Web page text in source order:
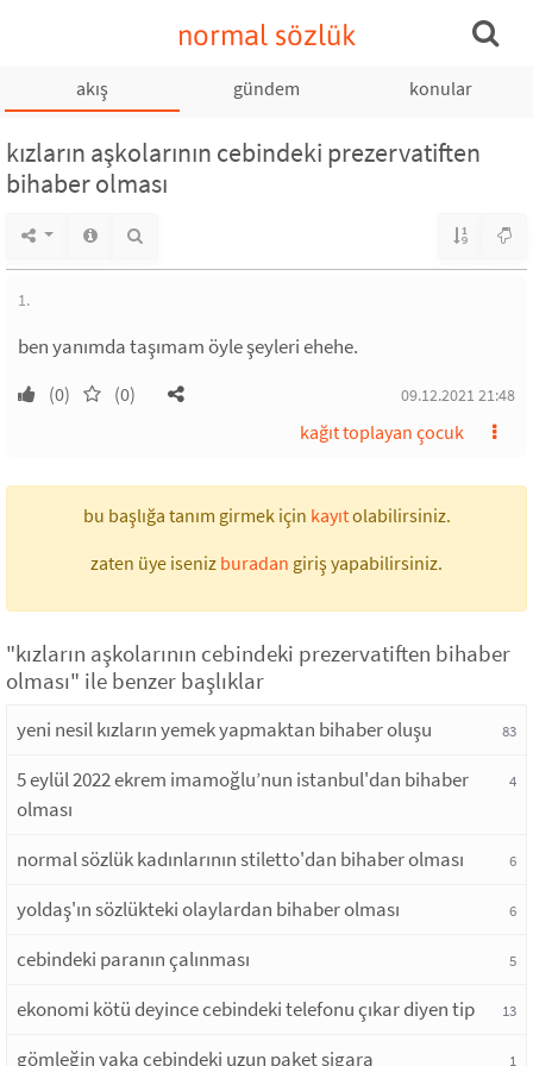
normal sözlük
akış gündem konular
kızların aşkolarının cebindeki prezervatiften
bihaber olması
1.
ben yanımda taşımam öyle şeyleri ehehe.
(0) (0) 09.12.2021 21:48
kağıt toplayan çocuk
bu başlığa tanım girmek için kayıtolabilirsiniz.
zaten üye iseniz buradan giriş yapabilirsiniz.
"kızların aşkolarının cebindeki prezervatiften bihaber
olması" ile benzer başlıklar
yeni nesil kızların yemek yapmaktan bihaber oluşu 83
5 eylül 2022 ekrem imamoğlu’nun istanbul'dan bihaber
olması
4
normal sözlük kadınlarının stiletto'dan bihaber olması 6
yoldaş'ın sözlükteki olaylardan bihaber olması 6
cebindeki paranın çalınması 5
ekonomi kötü deyince cebindeki telefonu çıkar diyen tip 13
gömleğin yaka cebindeki uzun paket sigara 1